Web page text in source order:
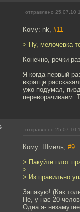
отправлено 25.07.10
Кому: nk, #11
> Ну, мелочевка-
Конечно, речки
Я когда первый
вкратце
ужо подумал,
переворачиваем.
отправлено 25.07.10
Кому: Шмель, #9
> Пакуйте плот
>
> Из правильно
Запакую! (Как
Не, у нас 20
Одна я-